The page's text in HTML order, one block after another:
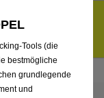
und Plug-in-
Tools (die
bestmögliche
grundlegende
und